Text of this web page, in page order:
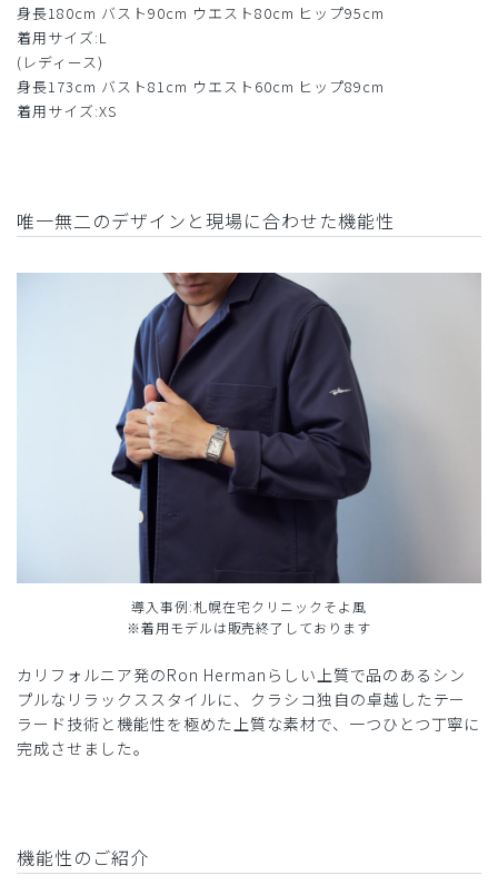
身長180cm バスト90cm ウエスト80cm ヒップ95cm
着用サイズ:L
(レディース)
身長173cm バスト81cm ウエスト60cm ヒップ89cm
着用サイズ:XS
唯一無二のデザインと現場に合わせた機能性
導入事例:札幌在宅クリニックそよ風
※着用モデルは販売終了しております
カリフォルニア発のRon Hermanらしい上質で品のあるシン
プルなリラックススタイルに、クラシコ独自の卓越したテー
ラード技術と機能性を極めた上質な素材で、一つひとつ丁寧に
完成させました。
機能性のご紹介